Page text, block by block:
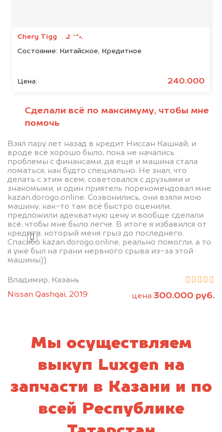
Chery Tiggo, 2014
Состояние: Китайское, Кредитное
Цена: 240.000
Сделали всё по максимуму, чтобы мне
помочь
Взял пару лет назад в кредит Ниссан Кашкай, и
вроде всё хорошо было, пока не начались
проблемы с финансами, да ещё и машина стала
ломаться, как будто специально. Не знал, что
делать с этим всем, советовался с друзьями и
знакомыми, и один приятель порекомендовал мне
kazan.dorogo.online. Созвонились, они взяли мою
машину, как-то там всё быстро оценили,
предложили адекватную цену и вообще сделали
всё, чтобы мне было легче. В итоге я избавился от
кредита, который меня грыз до последнего.
Спасибо kazan.dorogo.online, реально помогли, а то
я уже был на грани нервного срыва из-за этой
машины))
Владимир, Казань
Nissan Qashqai, 2019
цена 300.000 руб.
БЕСПЛАТНО
Узнайте стоимость автомобиля
Мы купим ваше авто на 20.000 руб.
автоаукционах.
Узнать стоимость
Я даю согласие на обработку своих
персональных данных и соглашаюсь с
политикой конфиденциальности
Мы осуществляем
выкуп Luxgen на
запчасти в Казани и по
всей Республике